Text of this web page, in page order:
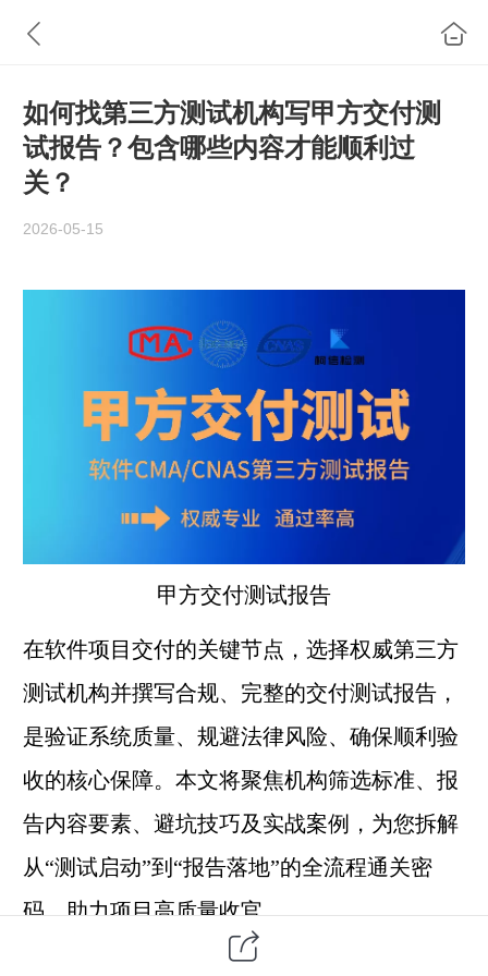
如何找第三方测试机构写甲方交付测
试报告？包含哪些内容才能顺利过
关？
2026-05-15
甲方交付测试报告
在软件项目 交付的关键节点，选择权威第三方
测试机构并撰写合规、完整的交付测试报告，
是验证系统质量、规避法律风险、确保顺利验
收的核心保障。本文将聚焦机构筛选标准、报
告内容要素、避坑技巧及实战案例，为您拆解
从“测试启动”到“报告落地”的全流程通关密
码，助力项目高质量收官。